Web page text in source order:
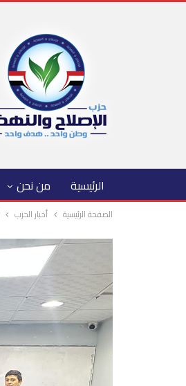
الرئيسية من نحن
الصفحة الرئيسية أخبار الحزب